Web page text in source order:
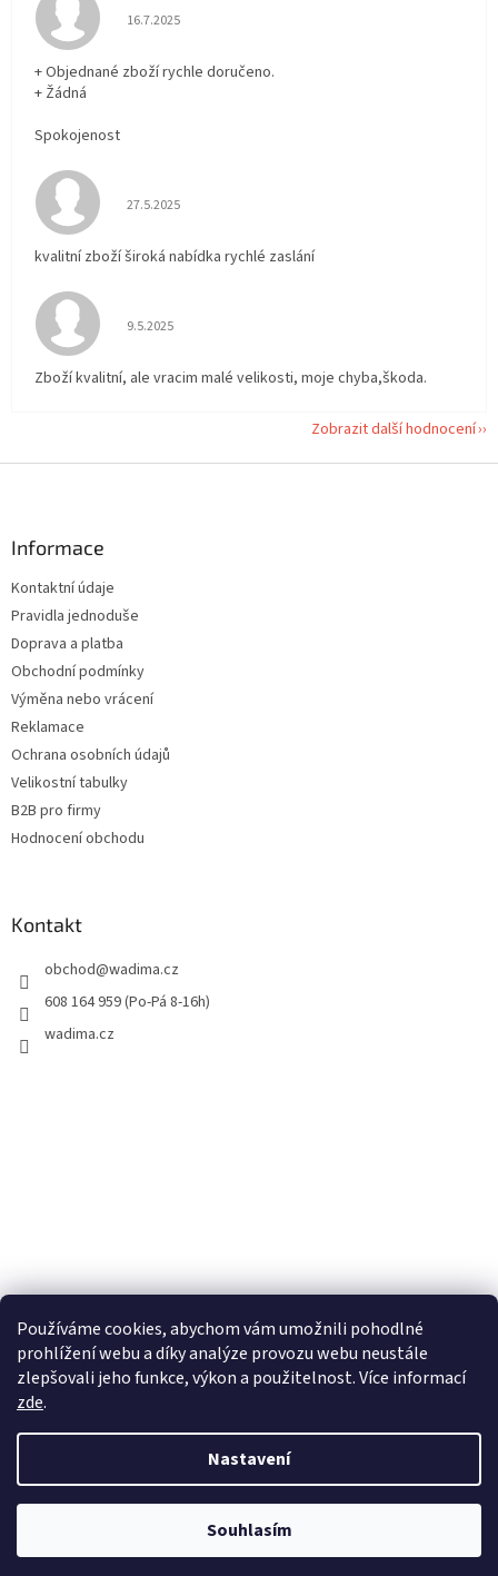
Používáme cookies, abychom vám umožnili pohodlné
prohlížení webu a díky analýze provozu webu neustále
zlepšovali jeho funkce, výkon a použitelnost. Více informací
zde.
Nastavení
Souhlasím
Hodnocení obchodu je 5 z 5 hvězdiček.
16.7.2025
+ Objednané zboží rychle doručeno.
+ Žádná
Spokojenost
Hodnocení obchodu je 5 z 5 hvězdiček.
27.5.2025
kvalitní zboží široká nabídka rychlé zaslání
Hodnocení obchodu je 5 z 5 hvězdiček.
9.5.2025
Zboží kvalitní, ale vracim malé velikosti, moje chyba,škoda.
Zobrazit další hodnocení
Informace
Kontaktní údaje
Pravidla jednoduše
Doprava a platba
Obchodní podmínky
Výměna nebo vrácení
Reklamace
Ochrana osobních údajů
Velikostní tabulky
B2B pro firmy
Hodnocení obchodu
Kontakt
obchod@wadima.cz
608 164 959 (Po-Pá 8-16h)
wadima.cz
Copyright 2026wadima.cz - kvalitní oblečení a prádlo pro
. Všechna práva vyhrazena.